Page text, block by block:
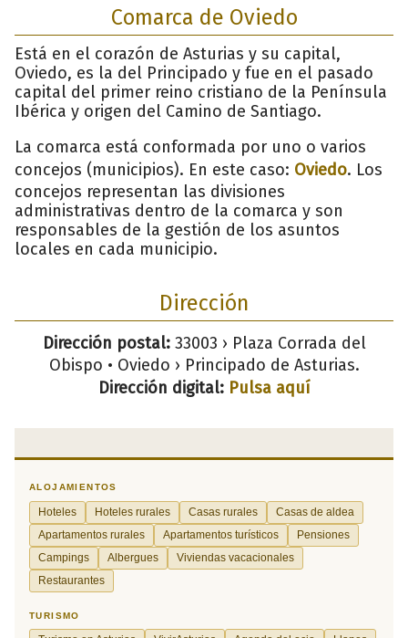
Comarca de Oviedo
Está en el corazón de Asturias y su capital,
Oviedo, es la del Principado y fue en el pasado
capital del primer reino cristiano de la Península
Ibérica y origen del Camino de Santiago.
La comarca está conformada por uno o varios
concejos (municipios). En este caso: Oviedo. Los
concejos representan las divisiones
administrativas dentro de la comarca y son
responsables de la gestión de los asuntos
locales en cada municipio.
Dirección
Dirección postal:33003 › Plaza Corrada del
Obispo • Oviedo › Principado de Asturias.
Dirección digital: Pulsa aquí